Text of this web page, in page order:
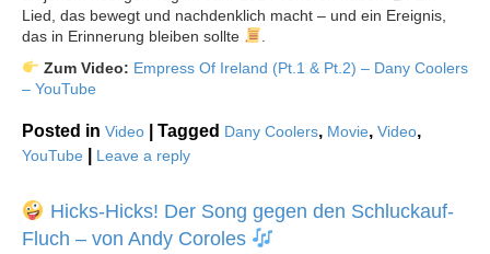
Lied, das bewegt und nachdenklich macht – und ein Ereignis,
das in Erinnerung bleiben sollte
Zum Video: Empress Of Ireland (Pt.1 & Pt.2) – Dany Coolers
– YouTube
Posted in Video Tagged Dany Coolers, Movie, Video,
YouTube Leave a reply
Hicks-Hicks! Der Song gegen den Schluckauf-
Fluch – von Andy Coroles